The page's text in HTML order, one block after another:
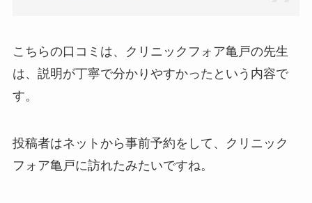
こちらの口コミは、クリニックフォア亀戸の先生
は、説明が丁寧で分かりやすかったという内容で
す。
投稿者はネットから事前予約をして、クリニック
フォア亀戸に訪れたみたいですね。